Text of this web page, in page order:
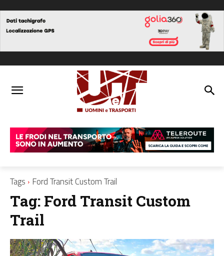
Tags Ford Transit Custom Trail
Tag: Ford Transit Custom
Trail